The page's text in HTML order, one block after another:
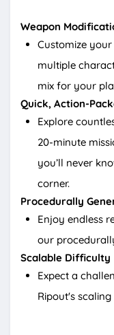
Weapon
Customize
multiple
mix for your
Quick, Action-
Explore
20-minute
you’ll never
corner.
Procedurally
Enjoy endless
our
Scalable Difficulty
Expect a
Ripout's